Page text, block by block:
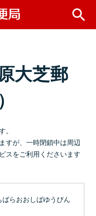
大芝郵
すが、一時閉鎖中は周辺
スをご利用くださいます
らおおしばゆうびん